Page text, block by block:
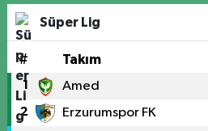
Süper Lig
# Takım
1 Amed
2 Erzurumspor FK